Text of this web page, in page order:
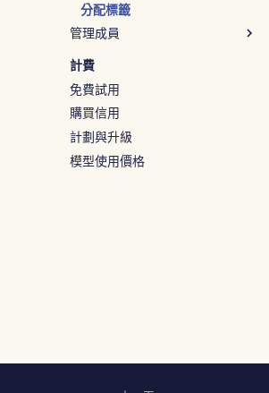
分配標籤
管理成員
新增成員
導入文件
邀請成員
編輯成員
計費
免費試用
購買信用
計劃與升級
模型使用價格